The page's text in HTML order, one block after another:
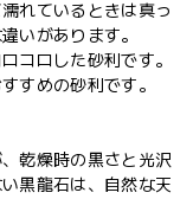
れているときは真っ
いがあります。
コロした砂利です。
すめの砂利です。
乾燥時の黒さと光沢
黒龍石は、自然な天